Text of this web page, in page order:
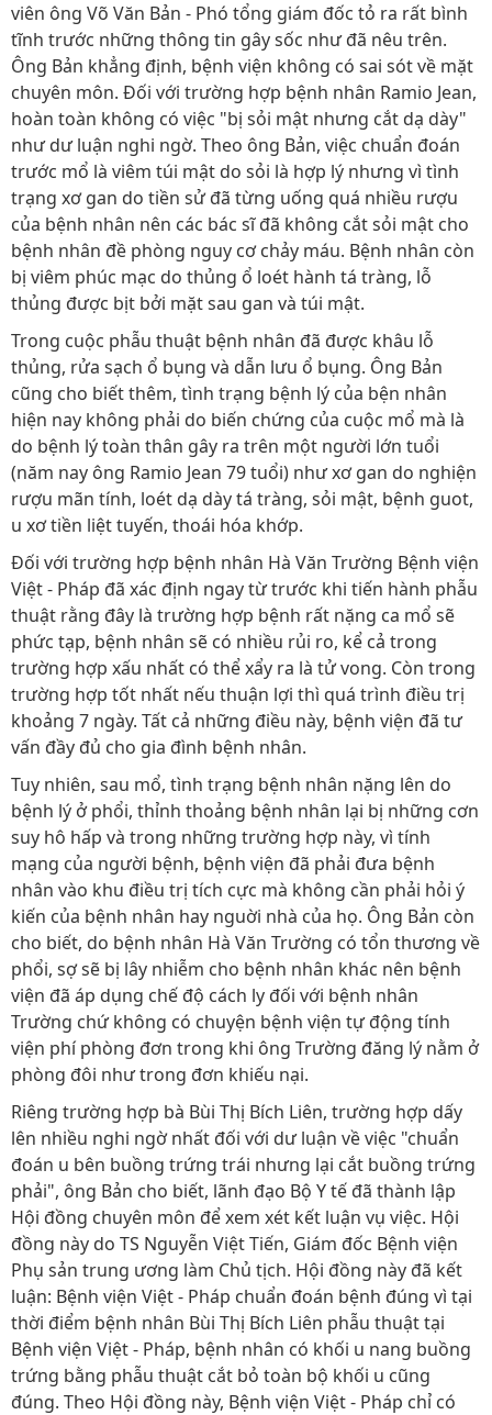
viên ông Võ Văn Bản - Phó tổng giám đốc tỏ ra rất bình
tĩnh trước những thông tin gây sốc như đã nêu trên.
Ông Bản khẳng định, bệnh viện không có sai sót về mặt
chuyên môn. Đối với trường hợp bệnh nhân Ramio Jean,
hoàn toàn không có việc "bị sỏi mật nhưng cắt dạ dày"
như dư luận nghi ngờ. Theo ông Bản, việc chuẩn đoán
trước mổ là viêm túi mật do sỏi là hợp lý nhưng vì tình
trạng xơ gan do tiền sử đã từng uống quá nhiều rượu
của bệnh nhân nên các bác sĩ đã không cắt sỏi mật cho
bệnh nhân đề phòng nguy cơ chảy máu. Bệnh nhân còn
bị viêm phúc mạc do thủng ổ loét hành tá tràng, lỗ
thủng được bịt bởi mặt sau gan và túi mật.
Trong cuộc phẫu thuật bệnh nhân đã được khâu lỗ
thủng, rửa sạch ổ bụng và dẫn lưu ổ bụng. Ông Bản
cũng cho biết thêm, tình trạng bệnh lý của bện nhân
hiện nay không phải do biến chứng của cuộc mổ mà là
do bệnh lý toàn thân gây ra trên một người lớn tuổi
(năm nay ông Ramio Jean 79 tuổi) như xơ gan do nghiện
rượu mãn tính, loét dạ dày tá tràng, sỏi mật, bệnh guot,
u xơ tiền liệt tuyến, thoái hóa khớp.
Đối với trường hợp bệnh nhân Hà Văn Trường Bệnh viện
Việt - Pháp đã xác định ngay từ trước khi tiến hành phẫu
thuật rằng đây là trường hợp bệnh rất nặng ca mổ sẽ
phức tạp, bệnh nhân sẽ có nhiều rủi ro, kể cả trong
trường hợp xấu nhất có thể xẩy ra là tử vong. Còn trong
trường hợp tốt nhất nếu thuận lợi thì quá trình điều trị
khoảng 7 ngày. Tất cả những điều này, bệnh viện đã tư
vấn đầy đủ cho gia đình bệnh nhân.
Tuy nhiên, sau mổ, tình trạng bệnh nhân nặng lên do
bệnh lý ở phổi, thỉnh thoảng bệnh nhân lại bị những cơn
suy hô hấp và trong những trường hợp này, vì tính
mạng của người bệnh, bệnh viện đã phải đưa bệnh
nhân vào khu điều trị tích cực mà không cần phải hỏi ý
kiến của bệnh nhân hay nguời nhà của họ. Ông Bản còn
cho biết, do bệnh nhân Hà Văn Trường có tổn thương về
phổi, sợ sẽ bị lây nhiễm cho bệnh nhân khác nên bệnh
viện đã áp dụng chế độ cách ly đối với bệnh nhân
Trường chứ không có chuyện bệnh viện tự động tính
viện phí phòng đơn trong khi ông Trường đăng lý nằm ở
phòng đôi như trong đơn khiếu nại.
Riêng trường hợp bà Bùi Thị Bích Liên, trường hợp dấy
lên nhiều nghi ngờ nhất đối với dư luận về việc "chuẩn
đoán u bên buồng trứng trái nhưng lại cắt buồng trứng
phải", ông Bản cho biết, lãnh đạo Bộ Y tế đã thành lập
Hội đồng chuyên môn để xem xét kết luận vụ việc. Hội
đồng này do TS Nguyễn Việt Tiến, Giám đốc Bệnh viện
Phụ sản trung ương làm Chủ tịch. Hội đồng này đã kết
luận: Bệnh viện Việt - Pháp chuẩn đoán bệnh đúng vì tại
thời điểm bệnh nhân Bùi Thị Bích Liên phẫu thuật tại
Bệnh viện Việt - Pháp, bệnh nhân có khối u nang buồng
trứng bằng phẫu thuật cắt bỏ toàn bộ khối u cũng
đúng. Theo Hội đồng này, Bệnh viện Việt - Pháp chỉ có